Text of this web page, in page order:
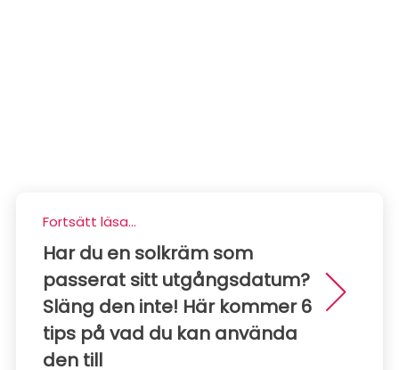
Fortsätt läsa...
Har du en solkräm som
passerat sitt utgångsdatum?
Släng den inte! Här kommer 6
tips på vad du kan använda
den till